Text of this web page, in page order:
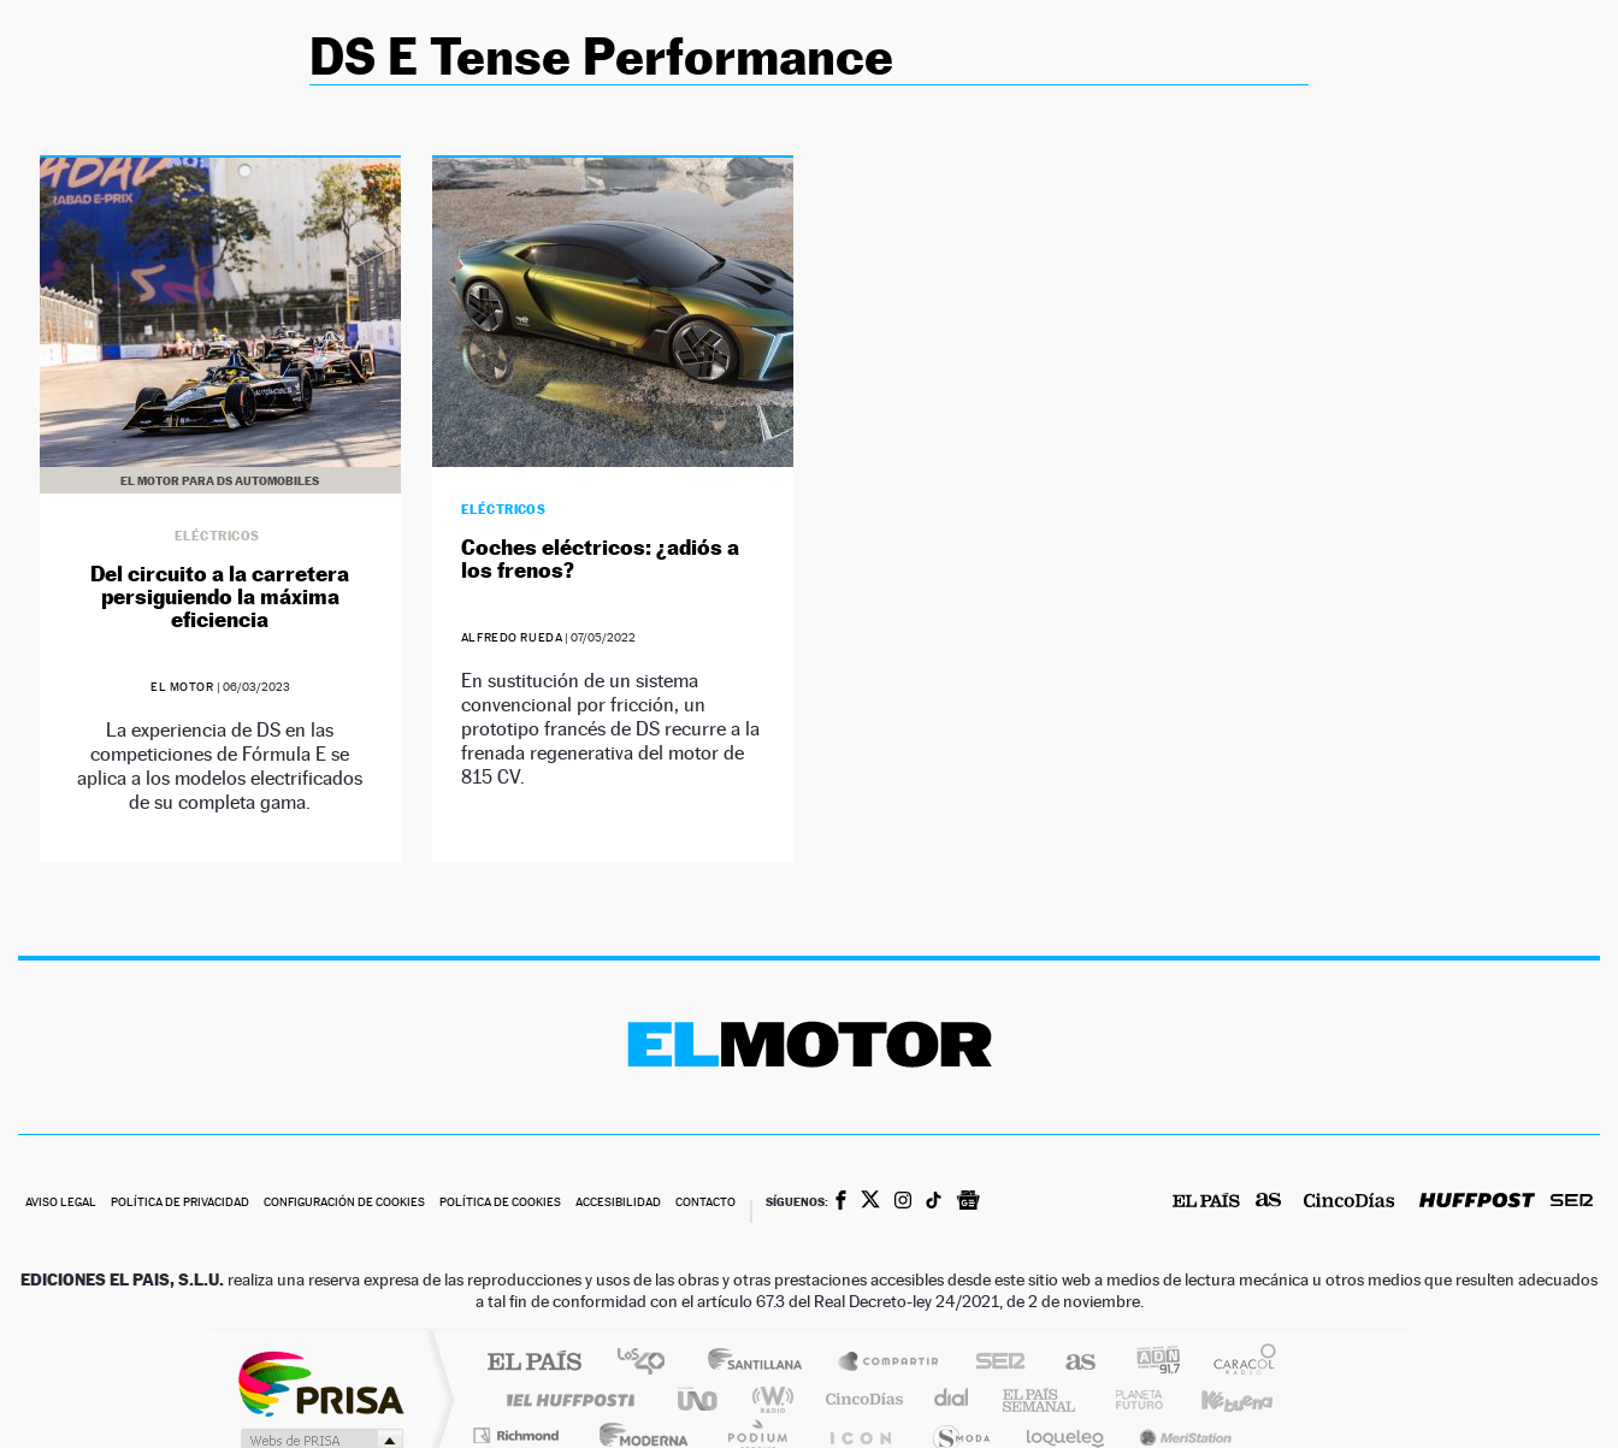
DS E Tense Performance
EL MOTOR PARA DS AUTOMOBILES
ELÉCTRICOS
Del circuito a la carretera
persiguiendo la máxima
eficiencia
EL MOTOR | 06/03/2023
La experiencia de DS en las
competiciones de Fórmula E se
aplica a los modelos electrificados
de su completa gama.
ELÉCTRICOS
Coches eléctricos: ¿adiós a
los frenos?
ALFREDO RUEDA |07/05/2022
En sustitución de un sistema
convencional por fricción, un
prototipo francés de DS recurre a la
frenada regenerativa del motor de
815 CV.
AVISO LEGAL POLÍTICA DE PRIVACIDAD CONFIGURACIÓN DE COOKIES POLÍTICA DE COOKIES ACCESIBILIDAD CONTACTO SÍGUENOS:
EDICIONES EL PAIS, S.L.U. realiza una reserva expresa de las reproducciones y usos de las obras y otras prestaciones accesibles desde este sitio web a medios de lectura mecánica u otros medios que resulten adecuados
a tal fin de conformidad con el artículo 67.3 del Real Decreto-ley 24/2021, de 2 de noviembre.